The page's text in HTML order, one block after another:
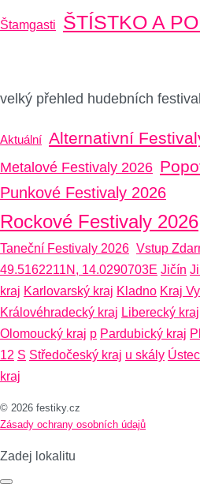
Štamgasti ŠTÍSTKO A
velký přehled hudebních
Aktuální Alternativní
Metalové Festivaly 2026
Punkové Festivaly 2026
Rockové Festivaly 2026
Taneční Festivaly 2026 Vstup
49.5162211N, 14.0290703E Jičín
kraj Karlovarský kraj Kladno Kraj
Královéhradecký kraj Liberecký kraj
Olomoucký kraj p Pardubický kraj
12 S Středočeský kraj u skály
kraj
© 2026 festiky.cz
Zásady ochrany osobních údajů
Zadej lokalitu